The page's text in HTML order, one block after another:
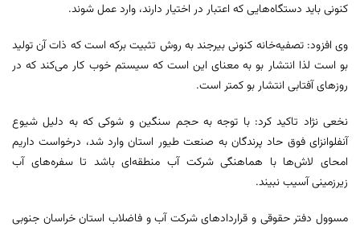
کنونی باید دستگاه‌هایی که اعتبار در اختیار دارند، وارد عمل شوند.
وی افزود: تصفیه‌خانه کنونی بیرجند به روش تثبیت برکه است که ذات آن تولید
بو است لذا انتشار بو به معنای این است که سیستم خوب کار می‌کند که در
روزهای آفتابی انتشار بو کمتر است.
نخعی نژاد تاکید کرد: با توجه به حجم سنگین و شوکی که به دلیل شیوع
آنفلوانزای فوق حاد پرندگان به صنعت طیور استان وارد شد، درخواست داریم
امحای لاش‌ها با هماهنگی شرکت آب منطقه‌ای باشد تا سفره‌های آب
زیرزمینی آسیب نبیند.
مسوول دفتر حقوقی و قراردادهای شرکت آب و فاضلاب استان خراسان جنوبی